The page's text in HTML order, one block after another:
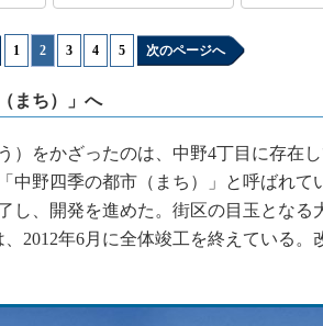
1 2 3 4 5 次のページへ
まち）」へ
をかざったのは、中野4丁目に存在
中野四季の都市（まち）」と呼ばれて
し、開発を進めた。街区の目玉となる
2012年6月に全体竣工を終えている。